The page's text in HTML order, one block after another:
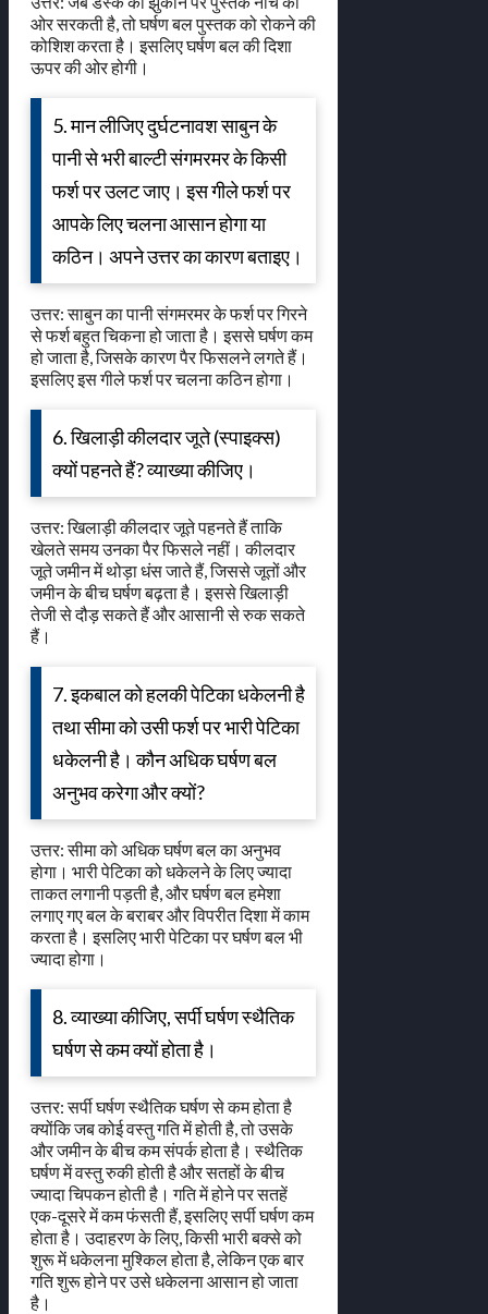
ओर सरकती है, तो घर्षण बल पुस्तक को रोकने की
कोशिश करता है। इसलिए घर्षण बल की दिशा
ऊपर की ओर होगी।
5. मान लीजिए दुर्घटनावश साबुन के
पानी से भरी बाल्टी संगमरमर के किसी
फर्श पर उलट जाए। इस गीले फर्श पर
आपके लिए चलना आसान होगा या
कठिन। अपने उत्तर का कारण बताइए।
उत्तर: साबुन का पानी संगमरमर के फर्श पर गिरने
से फर्श बहुत चिकना हो जाता है। इससे घर्षण कम
हो जाता है, जिसके कारण पैर फिसलने लगते हैं।
इसलिए इस गीले फर्श पर चलना कठिन होगा।
6. खिलाड़ी कीलदार जूते (स्पाइक्स)
क्यों पहनते हैं? व्याख्या कीजिए।
उत्तर: खिलाड़ी कीलदार जूते पहनते हैं ताकि
खेलते समय उनका पैर फिसले नहीं। कीलदार
जूते जमीन में थोड़ा धंस जाते हैं, जिससे जूतों और
जमीन के बीच घर्षण बढ़ता है। इससे खिलाड़ी
तेजी से दौड़ सकते हैं और आसानी से रुक सकते
हैं।
7. इकबाल को हलकी पेटिका धकेलनी है
तथा सीमा को उसी फर्श पर भारी पेटिका
धकेलनी है। कौन अधिक घर्षण बल
अनुभव करेगा और क्यों?
उत्तर: सीमा को अधिक घर्षण बल का अनुभव
होगा। भारी पेटिका को धकेलने के लिए ज्यादा
ताकत लगानी पड़ती है, और घर्षण बल हमेशा
लगाए गए बल के बराबर और विपरीत दिशा में काम
करता है। इसलिए भारी पेटिका पर घर्षण बल भी
ज्यादा होगा।
8. व्याख्या कीजिए, सर्पी घर्षण स्थैतिक
घर्षण से कम क्यों होता है।
उत्तर: सर्पी घर्षण स्थैतिक घर्षण से कम होता है
क्योंकि जब कोई वस्तु गति में होती है, तो उसके
और जमीन के बीच कम संपर्क होता है। स्थैतिक
घर्षण में वस्तु रुकी होती है और सतहों के बीच
ज्यादा चिपकन होती है। गति में होने पर सतहें
एक-दूसरे में कम फंसती हैं, इसलिए सर्पी घर्षण कम
होता है। उदाहरण के लिए, किसी भारी बक्से को
शुरू में धकेलना मुश्किल होता है, लेकिन एक बार
गति शुरू होने पर उसे धकेलना आसान हो जाता
है।